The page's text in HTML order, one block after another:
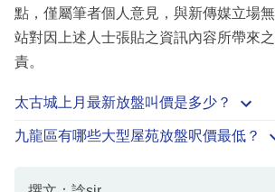
點，僅屬筆者個人意見，與新傳媒立場
站對因上述人士張貼之資訊內容所帶來
責。
太古城上月最新放盤叫價是多少？
九龍區有哪些大型屋苑放盤呎價最低？